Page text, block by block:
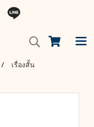
เรื่องสั้น